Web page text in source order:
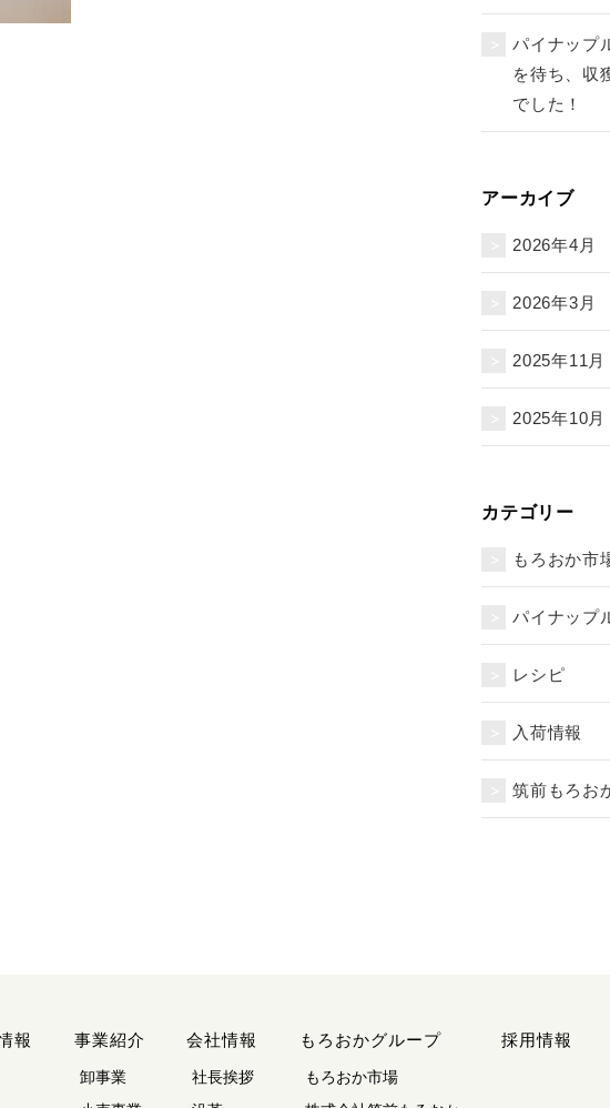
パイナップ
を待ち、収
でした！
アーカイブ
2026年4月
2026年3月
2025年11月
2025年10月
カテゴリー
もろおか市
パイナップ
レシピ
入荷情報
筑前もろお
報 事業紹介
卸事業
会社情報
社長挨拶
もろおかグループ
もろおか市場
採用情報